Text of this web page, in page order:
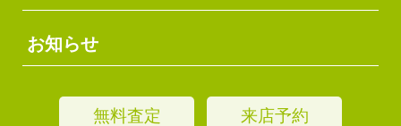
お知らせ
無料査定 来店予約